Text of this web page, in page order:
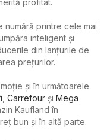
profitat.
printre cele mai
inteligent și
din lanțurile de
prețurilor.
și în următoarele
Carrefour şi Mega
Kaufland în
bun și în altă parte.